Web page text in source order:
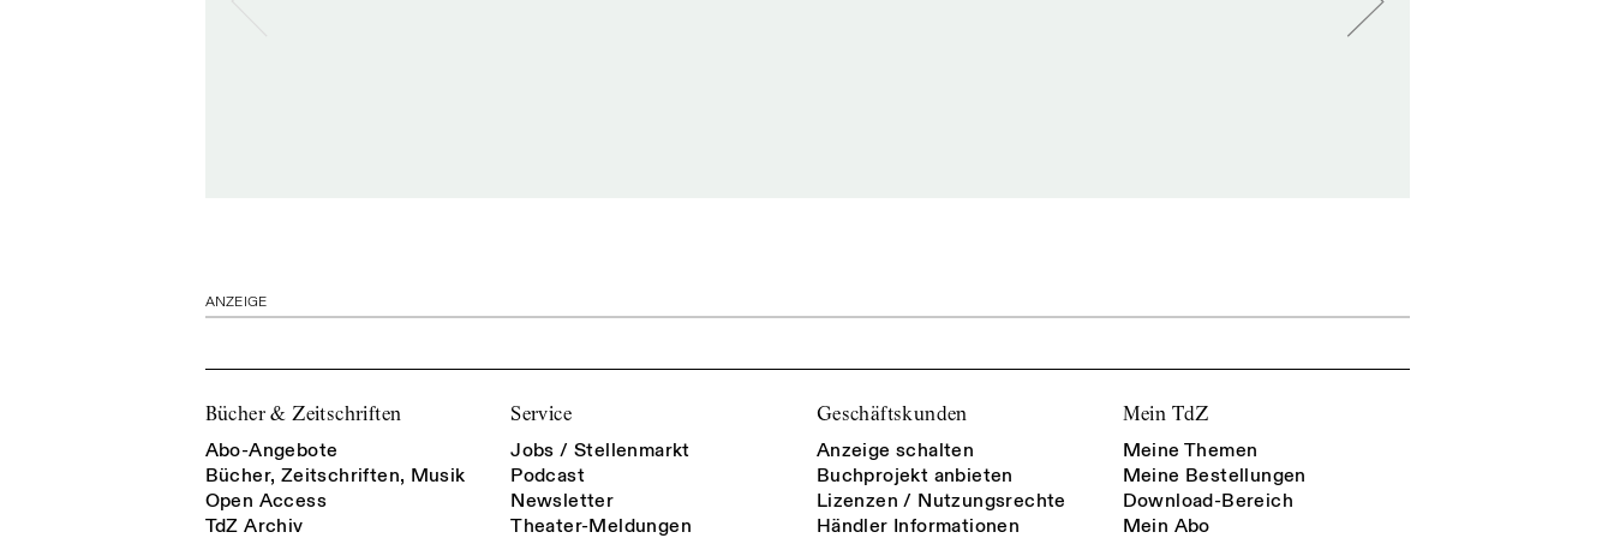
ANZEIGE
Bücher & Zeitschriften
Abo-Angebote
Bücher, Zeitschriften, Musik
Open Access
TdZ Archiv
Service
Jobs / Stellenmarkt
Podcast
Newsletter
Theater-Meldungen
Geschäftskunden
Anzeige schalten
Buchprojekt anbieten
Lizenzen / Nutzungsrechte
Händler Informationen
Mein TdZ
Meine Themen
Meine Bestellungen
Download-Bereich
Mein Abo